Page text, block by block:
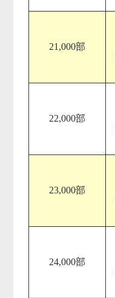
21,000部
22,000部
23,000部
24,000部